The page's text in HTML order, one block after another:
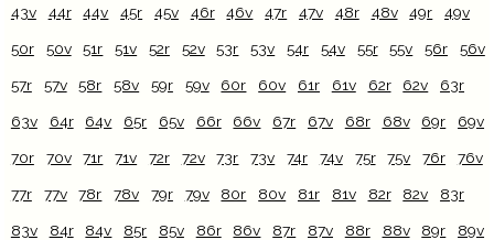
43v 44r 44v 45r 45v 46r 46v 47r 47v 48r 48v 49r 49v
50r 50v 51r 51v 52r 52v 53r 53v 54r 54v 55r 55v 56r 56v
57r 57v 58r 58v 59r 59v 60r 60v 61r 61v 62r 62v 63r
63v 64r 64v 65r 65v 66r 66v 67r 67v 68r 68v 69r 69v
70r 70v 71r 71v 72r 72v 73r 73v 74r 74v 75r 75v 76r 76v
77r 77v 78r 78v 79r 79v 80r 80v 81r 81v 82r 82v 83r
83v 84r 84v 85r 85v 86r 86v 87r 87v 88r 88v 89r 89v